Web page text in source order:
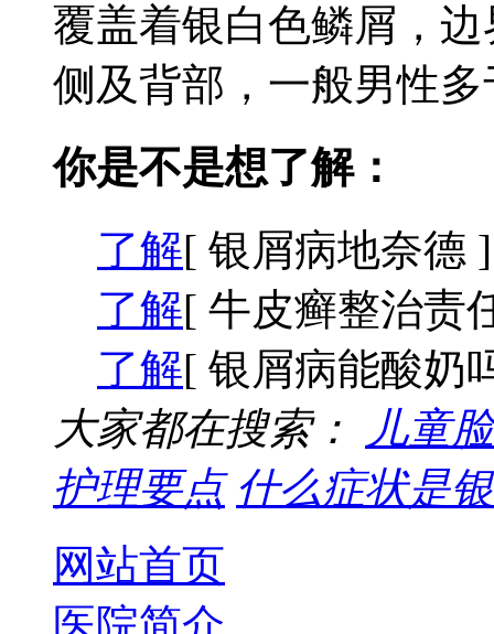
覆盖着银白色鳞屑，
侧及背部，一般男性
你是不是想了解：
了解[ 银屑病地奈德 ]
了解[ 牛皮癣整治责
了解[ 银屑病能酸奶
大家都在搜索：
儿童
护理要点 什么症状是
网站首页